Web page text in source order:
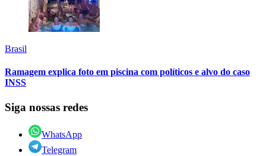
Brasil
Ramagem explica foto em piscina com políticos e alvo do caso
INSS
Siga nossas redes
WhatsApp
Telegram